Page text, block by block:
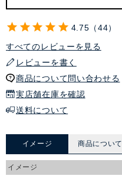
4.75
44
すべてのレビューを見る
レビューを書く
商品について問い合わせる
実店舗在庫を確認
送料について
イメージ 商品について
イメージ